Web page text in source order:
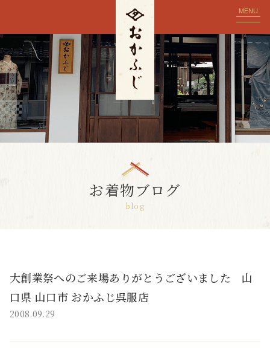
MENU
お着物ブログ
blog
大創業祭へのご来場ありがとうございました 山
口県 山口市 おかふじ呉服店
2008.09.29